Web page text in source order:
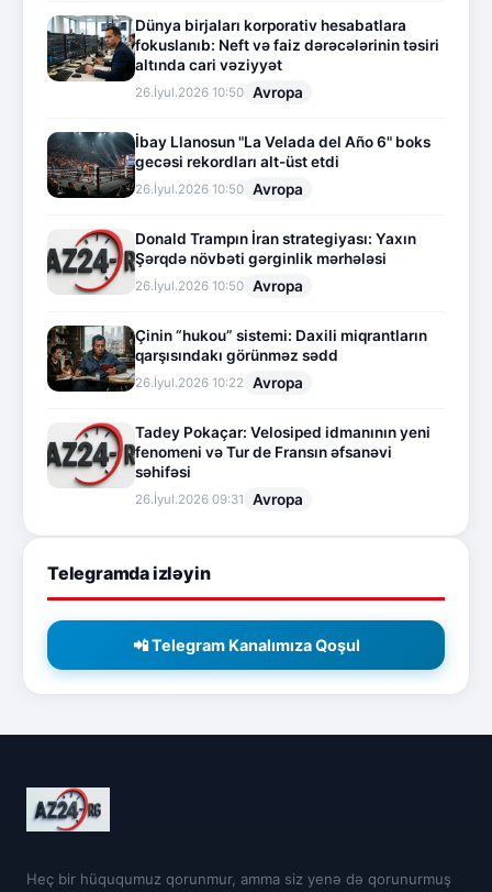
Dünya birjaları korporativ hesabatlara
fokuslanıb: Neft və faiz dərəcələrinin təsiri
altında cari vəziyyət
26.İyul.2026 10:50 Avropa
İbay Llanosun "La Velada del Año 6" boks
gecəsi rekordları alt-üst etdi
26.İyul.2026 10:50 Avropa
Donald Trampın İran strategiyası: Yaxın
Şərqdə növbəti gərginlik mərhələsi
26.İyul.2026 10:50 Avropa
Çinin “hukou” sistemi: Daxili miqrantların
qarşısındakı görünməz sədd
26.İyul.2026 10:22 Avropa
Tadey Pokaçar: Velosiped idmanının yeni
fenomeni və Tur de Fransın əfsanəvi
səhifəsi
26.İyul.2026 09:31 Avropa
Telegramda izləyin
📲 Telegram Kanalımıza Qoşul
Heç bir hüququmuz qorunmur, amma siz yenə də qorunurmuş